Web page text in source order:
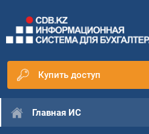
Купить доступ
Главная ИС